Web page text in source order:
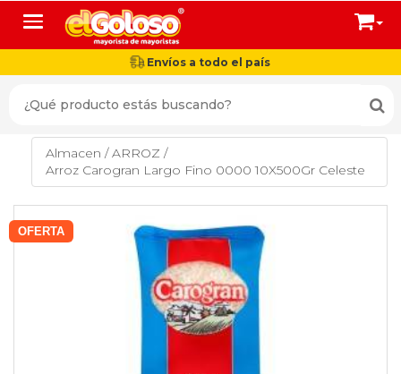
Toggle navigation
Envíos a todo el país
Almacen /ARROZ /
Arroz Carogran Largo Fino 0000 10X500Gr Celeste
OFERTA